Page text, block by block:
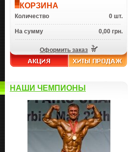
КОРЗИНА
Количество 0 шт.
На сумму 0,00 грн.
Оформить заказ
НАШИ ЧЕМПИОНЫ